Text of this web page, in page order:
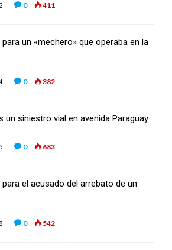
0 411
un «mechero» que operaba en la
0 382
un siniestro vial en avenida Paraguay
0 683
el acusado del arrebato de un
0 542